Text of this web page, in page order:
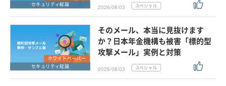
セキュリティ総論
2026/08/03
ホワイトペーパー
セキュリティ総論
そのメール、本当に見抜けます
か？日本年金機構も被害「標的型
攻撃メール」実例と対策
2026/08/03